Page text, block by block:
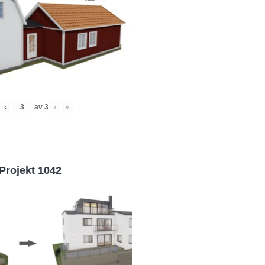
‹ av 3 › »
1042